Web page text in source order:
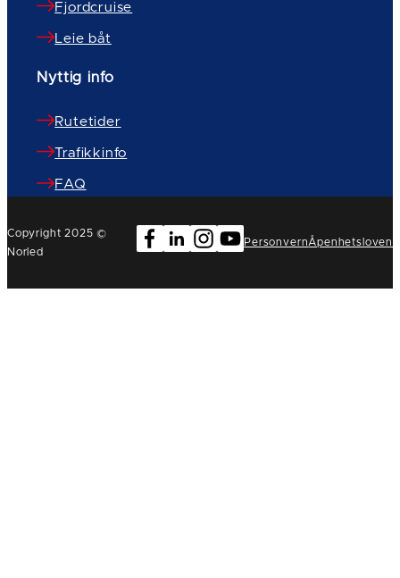
Fjordcruise
Leie båt
Nyttig info
Rutetider
Trafikkinfo
FAQ
Copyright 2025 ©
Norled
PersonvernÅpenhetsloven